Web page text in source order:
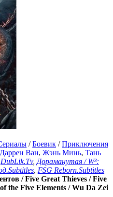
/Боевик /Приключения
Даррен Ван, Жэнь Минь, Тань
DubLik.Tv, Дораманутая / W³:
FSG Reborn.Subtitles
/ Five Great Thieves / Five
the Five Elements / Wu Da Zei